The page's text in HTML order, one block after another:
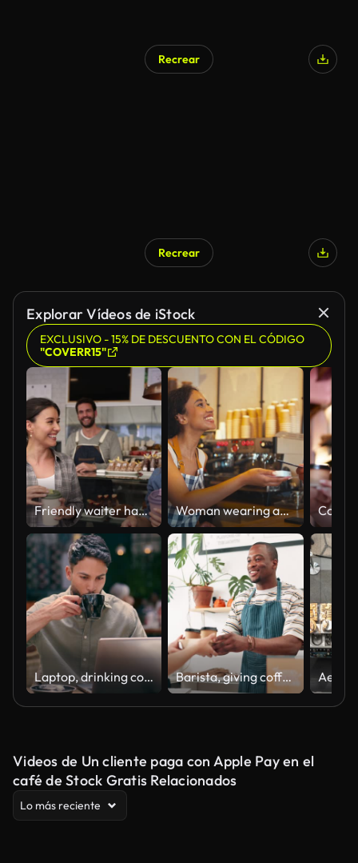
Recrear
Recrear
Explorar Vídeos de iStock
EXCLUSIVO - 15% DE DESCUENTO CON EL CÓDIGO
"COVERR15"
Friendly waiter handing a take out order to female friends at a bakery Woman wearing apron behind counter taking contactless card payment from customer in coffee shop or cafe - shot in slow motion
Laptop, drinking coffee and man at cafe for typing email, online blog or remote work. Computer, freelance restaurant and serious copywriter writing article, reading or research on internet at shop Barista, giving coffee cup and customer service at cafe counter with thank you, hospitality and takeaway. Happy face of cashier, people or waiter with espresso or latte order at a small business cafe
Videos de Un cliente paga con Apple Pay en el
café de Stock Gratis Relacionados
Lo más reciente